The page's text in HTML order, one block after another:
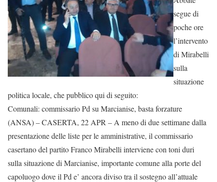
segue di
poche ore
l’intervento
di Mirabelli
sulla
situazione
politica locale, che pubblico qui di seguito:
Comunali: commissario Pd su Marcianise, basta forzature
(ANSA) – CASERTA, 22 APR – A meno di due settimane dalla
presentazione delle liste per le amministrative, il commissario
casertano del partito Franco Mirabelli interviene con toni duri
sulla situazione di Marcianise, importante comune alla porte del
capoluogo dove il Pd e’ ancora diviso tra il sostegno all’attuale